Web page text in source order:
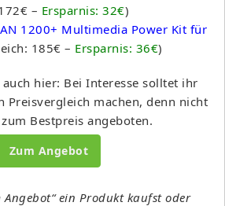
– Ersparnis: 32€)
1200+ Multimedia Power Kit für
185€ – Ersparnis: 36€)
hier: Bei Interesse solltet ihr
Preisvergleich machen, denn nicht
Bestpreis angeboten.
Zum Angebot
Angebot“ ein Produkt kaufst oder